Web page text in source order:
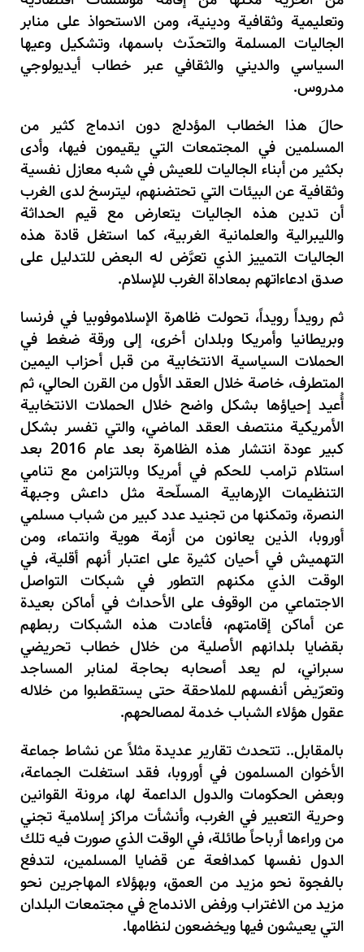
وتعليمية وثقافية ودينية، ومن الاستحواذ على منابر
الجاليات المسلمة والتحدّث باسمها، وتشكيل وعيها
السياسي والديني والثقافي عبر خطاب أيديولوجي
مدروس.
حالَ هذا الخطاب المؤدلج دون اندماج كثير من
المسلمين في المجتمعات التي يقيمون فيها، وأدى
بكثير من أبناء الجاليات للعيش في شبه معازل نفسية
وثقافية عن البيئات التي تحتضنهم، ليترسخ لدى الغرب
أن تدين هذه الجاليات يتعارض مع قيم الحداثة
والليبرالية والعلمانية الغربية، كما استغل قادة هذه
الجاليات التمييز الذي تعرَّض له البعض للتدليل على
صدق ادعاءاتهم بمعاداة الغرب للإسلام.
ثم رويداً رويداً، تحولت ظاهرة الإسلاموفوبيا في فرنسا
وبريطانيا وأمريكا وبلدان أخرى، إلى ورقة ضغط في
الحملات السياسية الانتخابية من قبل أحزاب اليمين
المتطرف، خاصة خلال العقد الأول من القرن الحالي، ثم
أُعيد إحياؤها بشكل واضح خلال الحملات الانتخابية
الأمريكية منتصف العقد الماضي، والتي تفسر بشكل
كبير عودة انتشار هذه الظاهرة بعد عام 2016 بعد
استلام ترامب للحكم في أمريكا وبالتزامن مع تنامي
التنظيمات الإرهابية المسلّحة مثل داعش وجبهة
النصرة، وتمكنها من تجنيد عدد كبير من شباب مسلمي
أوروبا، الذين يعانون من أزمة هوية وانتماء، ومن
التهميش في أحيان كثيرة على اعتبار أنهم أقلية، في
الوقت الذي مكنهم التطور في شبكات التواصل
الاجتماعي من الوقوف على الأحداث في أماكن بعيدة
عن أماكن إقامتهم، فأعادت هذه الشبكات ربطهم
بقضايا بلدانهم الأصلية من خلال خطاب تحريضي
سبراني، لم يعد أصحابه بحاجة لمنابر المساجد
وتعرّيض أنفسهم للملاحقة حتى يستقطبوا من خلاله
عقول هؤلاء الشباب خدمة لمصالحهم.
بالمقابل.. تتحدث تقارير عديدة مثلاً عن نشاط جماعة
الأخوان المسلمون في أوروبا، فقد استغلت الجماعة،
وبعض الحكومات والدول الداعمة لها، مرونة القوانين
وحرية التعبير في الغرب، وأنشأت مراكز إسلامية تجني
من وراءها أرباحاً طائلة، في الوقت الذي صورت فيه تلك
الدول نفسها كمدافعة عن قضايا المسلمين، لتدفع
بالفجوة نحو مزيد من العمق، وبهؤلاء المهاجرين نحو
مزيد من الاغتراب ورفض الاندماج في مجتمعات البلدان
التي يعيشون فيها ويخضعون لنظامها.